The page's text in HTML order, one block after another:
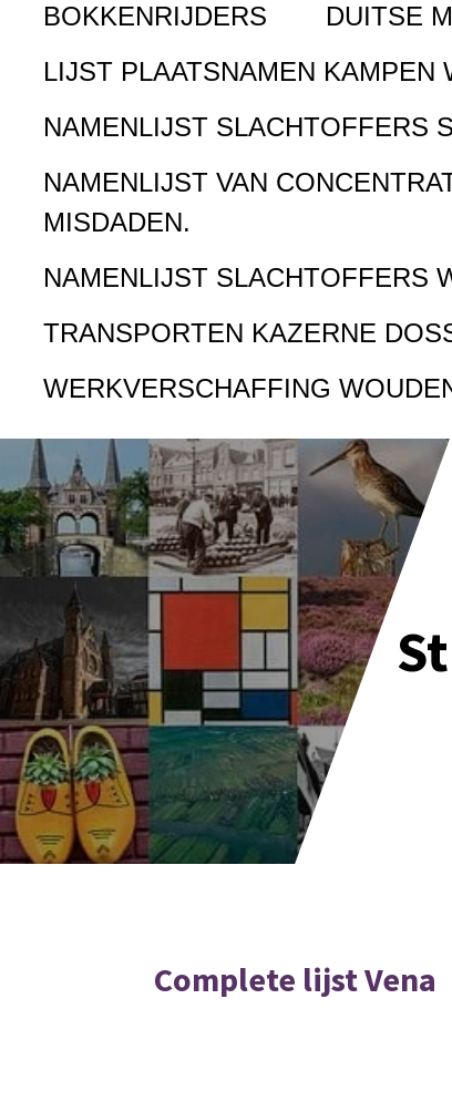
BOKKENRIJDERS
DUITSE
LIJST PLAATSNAMEN KAMPEN
NAMENLIJST SLACHTOFFERS
NAMENLIJST VAN
MISDADEN.
NAMENLIJST SLACHTOFFERS
TRANSPORTEN KAZERNE
WERKVERSCHAFFING
Complete lijst Vena